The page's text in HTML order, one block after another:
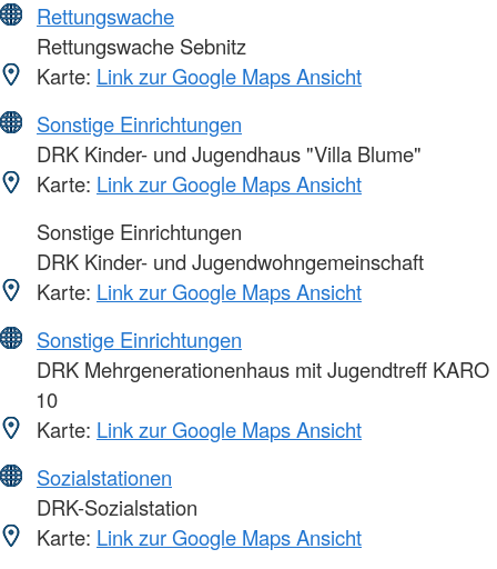
Rettungswache
Rettungswache Sebnitz
Karte: Link zur Google Maps Ansicht
Sonstige Einrichtungen
DRK Kinder- und Jugendhaus "Villa Blume"
Karte: Link zur Google Maps Ansicht
Sonstige Einrichtungen
DRK Kinder- und Jugendwohngemeinschaft
Karte: Link zur Google Maps Ansicht
Sonstige Einrichtungen
DRK Mehrgenerationenhaus mit Jugendtreff KARO
10
Karte: Link zur Google Maps Ansicht
Sozialstationen
DRK-Sozialstation
Karte: Link zur Google Maps Ansicht